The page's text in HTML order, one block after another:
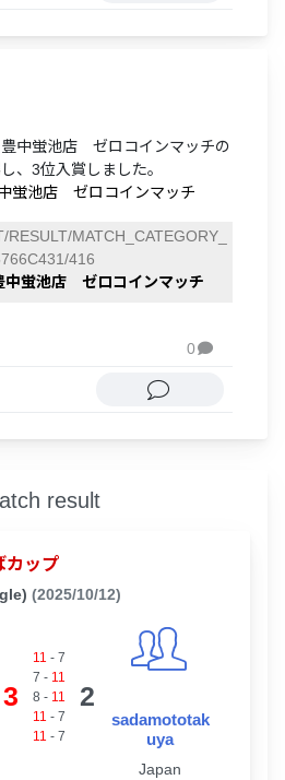
中蛍池店 ゼロコインマッチの
、3位入賞しました。
蛍池店 ゼロコインマッチ
MATCH_CATEGORY_
416
中蛍池店 ゼロコインマッチ
0
result
ップ
(2025/10/12)
3
11 - 7
7 - 11
8 - 11
11 - 7
11 - 7
2
sadamototak
uya
Japan